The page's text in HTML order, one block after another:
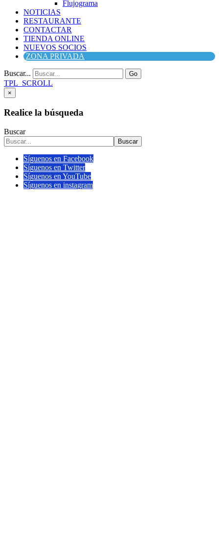
Flujograma
NOTICIAS
RESTAURANTE
CONTACTAR
TIENDA ONLINE
NUEVOS SOCIOS
ZONA PRIVADA
Buscar... Go
TPL_SCROLL
×
Realice la búsqueda
Buscar
Buscar
Síguenos en Facebook
Síguenos en Twitter
Síguenos en YouTube
Síguenos en instagram